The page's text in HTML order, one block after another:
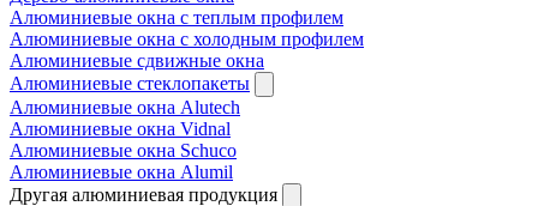
Алюминиевые окна с теплым профилем
Алюминиевые окна с холодным профилем
Алюминиевые сдвижные окна
Алюминиевые стеклопакеты
Алюминиевые окна Alutech
Алюминиевые окна Vidnal
Алюминиевые окна Schuco
Алюминиевые окна Alumil
Другая алюминиевая продукция